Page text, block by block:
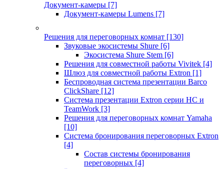
Документ-камеры [7]
Документ-камеры Lumens [7]
Решения для переговорных комнат [130]
Звуковые экосистемы Shure [6]
Экосистема Shure Stem [6]
Решения для совместной работы Vivitek [4]
Шлюз для совместной работы Extron [1]
Беспроводная система презентации Barco
ClickShare [12]
Система презентации Extron серии HC и
TeamWork [3]
Решения для переговорных комнат Yamaha
[10]
Система бронирования переговорных Extron
[4]
Состав системы бронирования
переговорных [4]